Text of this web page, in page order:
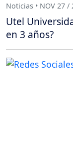
Noticias • NOV 27 /
Utel
en 3 años?